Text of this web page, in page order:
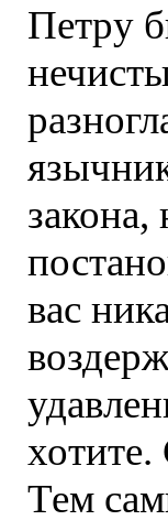
Петру
вас
Тем